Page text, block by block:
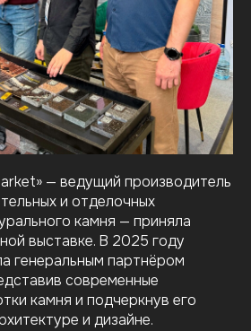
— ведущий производитель
и отделочных
камня — приняла
выставке. В 2025 году
генеральным партнёром
современные
камня и подчеркнув его
и дизайне.